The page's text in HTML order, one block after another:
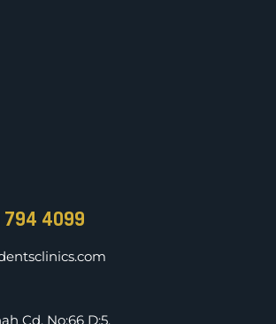
794 4099
Cd. No:66 D:5,